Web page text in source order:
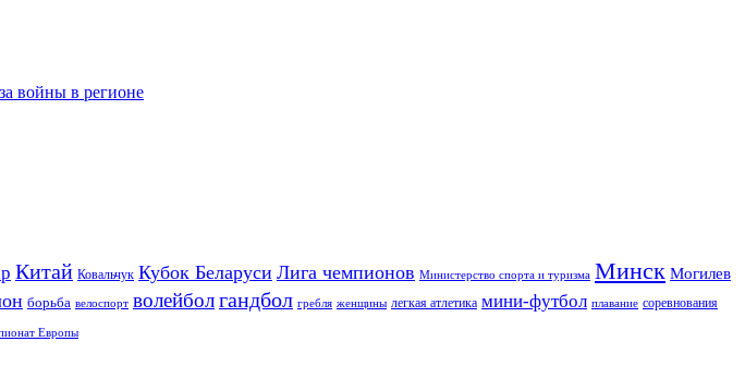
войны в регионе
Китай Ковальчук Кубок Беларуси Лига чемпионов Министерство спорта и туризма Минск Могилев
борьба велоспорт волейболгандбол гребля женщины легкая атлетика мини-футбол плавание соревнования
Европы